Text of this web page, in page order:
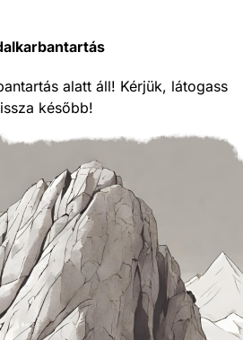
alatt áll! Kérjük, látogass
később!